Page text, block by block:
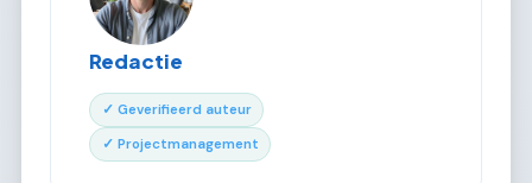
Redactie
✓ Geverifieerd auteur
✓ Projectmanagement